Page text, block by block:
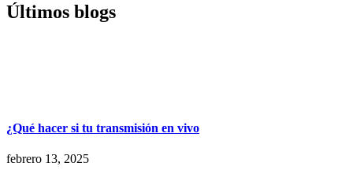
Últimos blogs
¿Qué hacer si tu transmisión en vivo
febrero 13, 2025